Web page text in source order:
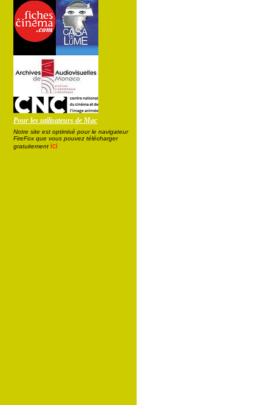
Pour les utilisateurs de Mac
Notre site est optimisé pour le navigateur
FireFox que vous pouvez télécharger
gratuitement ici